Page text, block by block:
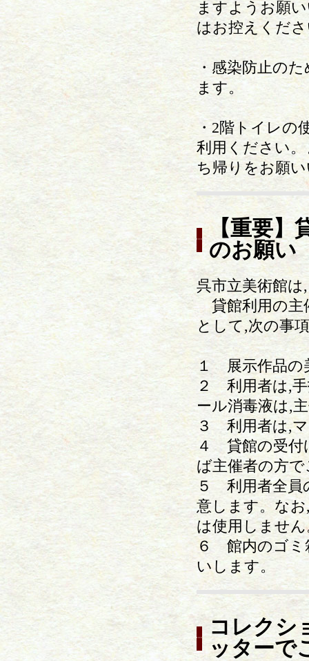
ますようお願
はお控えくだ
・感染防止の
ます。
・2階トイレの
利用ください
ち帰りをお願
【重要】
のお願い
呉市立美術館
貸館利用の主
として,次の事
１ 展示作品の
２ 利用者は,
ール消毒液は,
３ 利用者は,
４ 貸館の受付
ば主催者の方
５ 利用者全員
意します。な
は使用しません
６ 館内のゴミ
いします。
コレクシ
ッターで